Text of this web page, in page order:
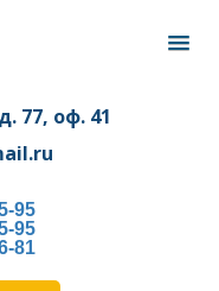
77, оф. 41
95
95
81